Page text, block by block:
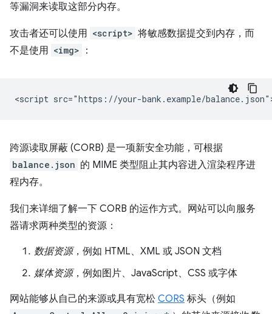
等漏洞来读取这部分内存。
攻击者还可以使用 <script> 将敏感数据提交到内存，而
不是使用 <img> ：
跨源读取屏蔽 (CORB) 是一项新安全功能，可根据
balance.json 的 MIME 类型阻止其内容进入渲染程序进
程内存。
我们来详细了解一下 CORB 的运作方式。网站可以向服务
器请求两种类型的资源：
数据资源，例如 HTML、XML 或 JSON 文档
媒体资源，例如图片、JavaScript、CSS 或字体
网站能够从自己的来源或具有宽松 CORS 标头（例如